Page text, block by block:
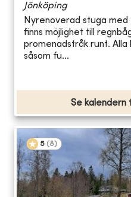
Jönköping
Nyrenoverad stuga med
finns möjlighet till
promenadstråk runt. Alla
såsom fu...
Se kalendern
5 (8)